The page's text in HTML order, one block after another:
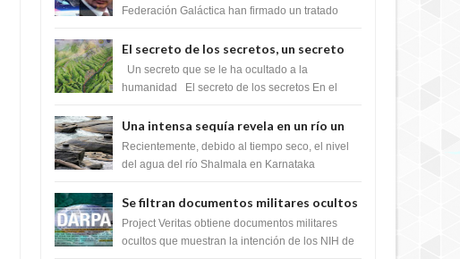
tratado para acabar con los Sionistas?
Federación Galáctica han firmado un tratado
Si...
El secreto de los secretos, un secreto
que cambiaría por completo el destino
de la humanidad
Un secreto que se le ha ocultado a la
humanidad El secreto de los secretos En el
m...
Una intensa sequía revela en un río un
impresionante hallazgo de miles de
Shiva Lingas
Recientemente, debido al tiempo seco, el nivel
del agua del río Shalmala en Karnataka
Shiv...
Se filtran documentos militares ocultos
que muestran la intención de los NIH de
crear el SARS-CoV-2, utilizando la
Project Veritas obtiene documentos militares
ocultos que muestran la intención de los NIH de